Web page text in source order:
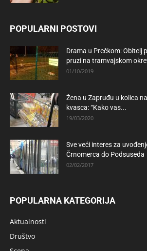
POPULARNI POSTOVI
Drama u Prečkom: Obitelj
pruzi na tramvajskom
01/10/2019
Žena u Zapruđu u kolica
kvasca: “Kako vas...
19/03/2020
Sve veći interes za
Črnomerca do Podsuseda
02/02/2017
POPULARNA KATEGORIJA
Aktualnosti
Društvo